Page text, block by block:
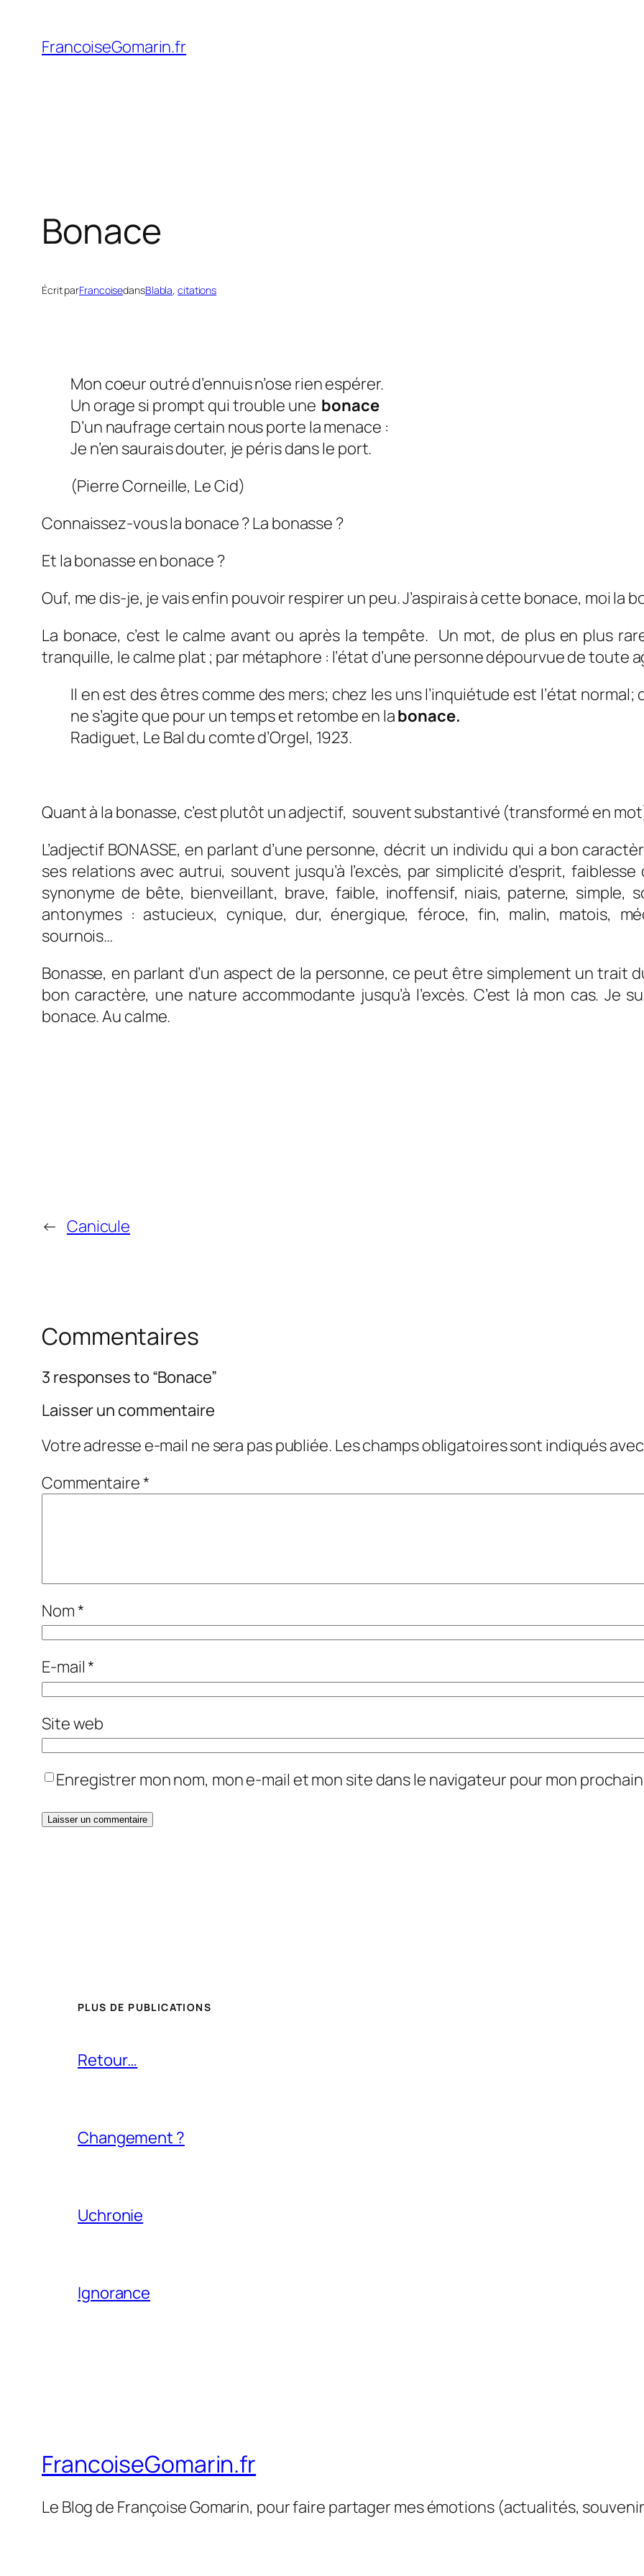
contenu
FrancoiseGomarin.fr
Bonace
Écrit parFrancoisedansBlabla, citations
Mon coeur outré d’ennuis n’ose rien espérer.
Un orage si prompt qui trouble une bonace
D’un naufrage certain nous porte la menace :
Je n’en saurais douter, je péris dans le port.
(Pierre Corneille, Le Cid)
Connaissez-vous la bonace ? La bonasse ?
Et la bonasse en bonace ?
Ouf, me dis-je, je vais enfin pouvoir respirer un peu. J’aspirais à cette bonace, moi la
La bonace, c’est le calme avant ou après la tempête. Un mot, de plus en plus
tranquille, le calme plat ; par métaphore : l’état d’une personne dépourvue de toute
Il en est des êtres comme des mers; chez les uns l’inquiétude est l’état normal;
ne s’agite que pour un temps et retombe en labonace.
Radiguet, Le Bal du comte d’Orgel, 1923.
Quant à la bonasse, c’est plutôt un adjectif, souvent substantivé (transformé en
L’adjectif BONASSE, en parlant d’une personne, décrit un individu qui a bon
ses relations avec autrui, souvent jusqu’à l’excès, par simplicité d’esprit,
synonyme de bête, bienveillant, brave, faible, inoffensif, niais, paterne, simple,
antonymes : astucieux, cynique, dur, énergique, féroce, fin, malin, matois,
sournois…
Bonasse, en parlant d’un aspect de la personne, ce peut être simplement un trait
bon caractère, une nature accommodante jusqu’à l’excès. C’est là mon cas. Je
bonace. Au calme.
← Canicule
Commentaires
3 responses to “Bonace”
Laisser un commentaire
Votre adresse e-mail ne sera pas publiée. Les champs obligatoires sont indiqués
Commentaire*
Nom*
E-mail*
Site web
Enregistrer mon nom, mon e-mail et mon site dans le navigateur pour mon
PLUS DE PUBLICATIONS
Retour…
Changement ?
Uchronie
Ignorance
FrancoiseGomarin.fr
Le Blog de Françoise Gomarin, pour faire partager mes émotions (actualités,